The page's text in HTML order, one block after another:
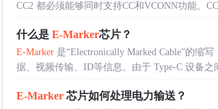
CC2 都必须能够同时支持CC和VCONN功能。
什么是 E-Marker芯片？
E-Marker是“Electronically Marked Cable”的缩
据、视频传输、ID等信息。由于 Type-C 设备
E-Marker芯片如何处理电力输送？